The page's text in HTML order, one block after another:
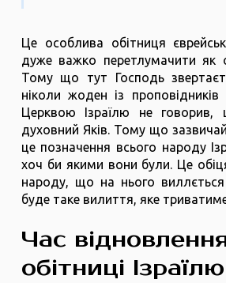
Це особлива обітниця
дуже важко перетлумачити як
Тому що тут Господь
ніколи жоден із проповідників
Церквою Ізраїлю не
духовний Яків. Тому що
це позначення всього народу
хоч би якими вони були. Це
народу, що на нього
буде таке вилиття, яке
Час
обітниці Ізраїлю